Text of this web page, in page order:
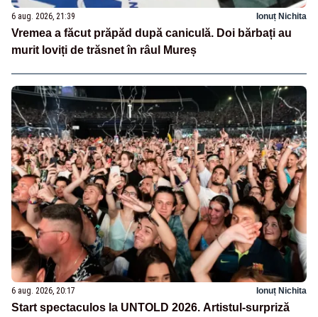
6 aug. 2026, 21:39 Ionuț Nichita
Vremea a făcut prăpăd după caniculă. Doi bărbați au
murit loviți de trăsnet în râul Mureș
6 aug. 2026, 20:17 Ionuț Nichita
Start spectaculos la UNTOLD 2026. Artistul-surpriză